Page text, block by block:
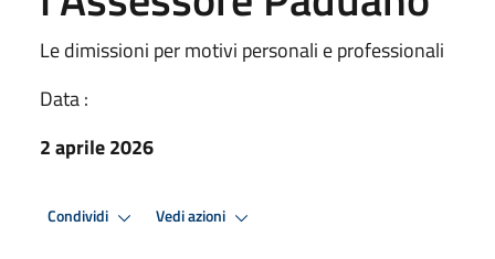
Le dimissioni per motivi personali e professionali
Data :
2 aprile 2026
Condividi Vedi azioni